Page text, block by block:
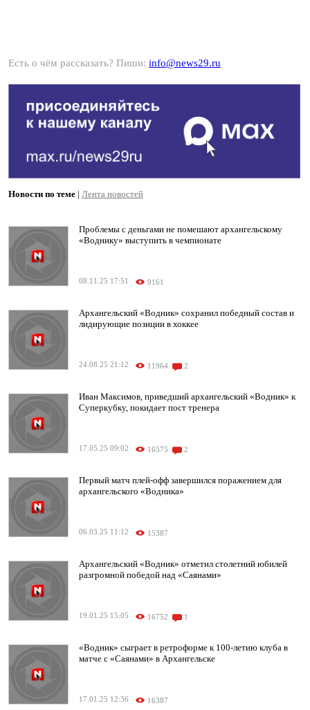
Есть о чём рассказать? Пиши: info@news29.ru
Новости по теме | Лента новостей
Проблемы с деньгами не помешают архангельскому
«Воднику» выступить в чемпионате
08.11.25 17:51 9161
Архангельский «Водник» сохранил победный состав и
лидирующие позиции в хоккее
24.08.25 21:12 11964 2
Иван Максимов, приведший архангельский «Водник» к
Суперкубку, покидает пост тренера
17.05.25 09:02 16575 2
Первый матч плей-офф завершился поражением для
архангельского «Водника»
06.03.25 11:12 15387
Архангельский «Водник» отметил столетний юбилей
разгромной победой над «Саянами»
19.01.25 15:05 16752 1
«Водник» сыграет в ретроформе к 100-летию клуба в
матче с «Саянами» в Архангельске
17.01.25 12:36 16387